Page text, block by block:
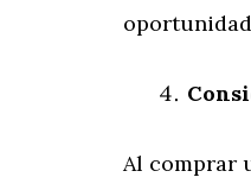
Al comprar